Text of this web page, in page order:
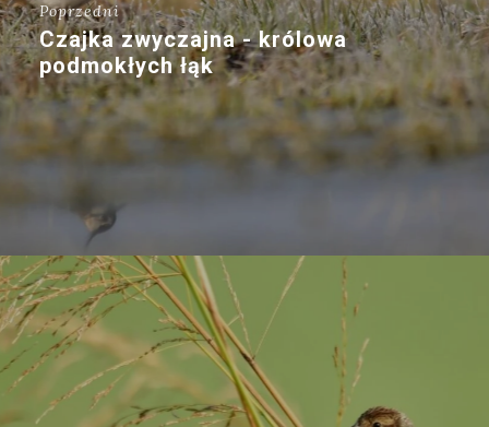
Poprzedni
Czajka zwyczajna - królowa
podmokłych łąk